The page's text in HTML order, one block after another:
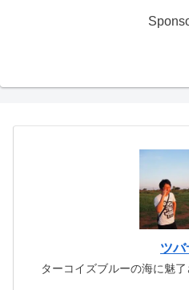
ツバ
ターコイズブルーの海に魅了